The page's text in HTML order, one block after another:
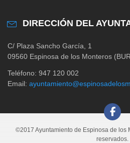
DIRECCIÓN DEL
C/ Plaza Sancho García, 1
09560 Espinosa de los Monteros
Teléfono: 947 120 002
Email:
©2017 Ayuntamiento de Espinosa de los
reservados.